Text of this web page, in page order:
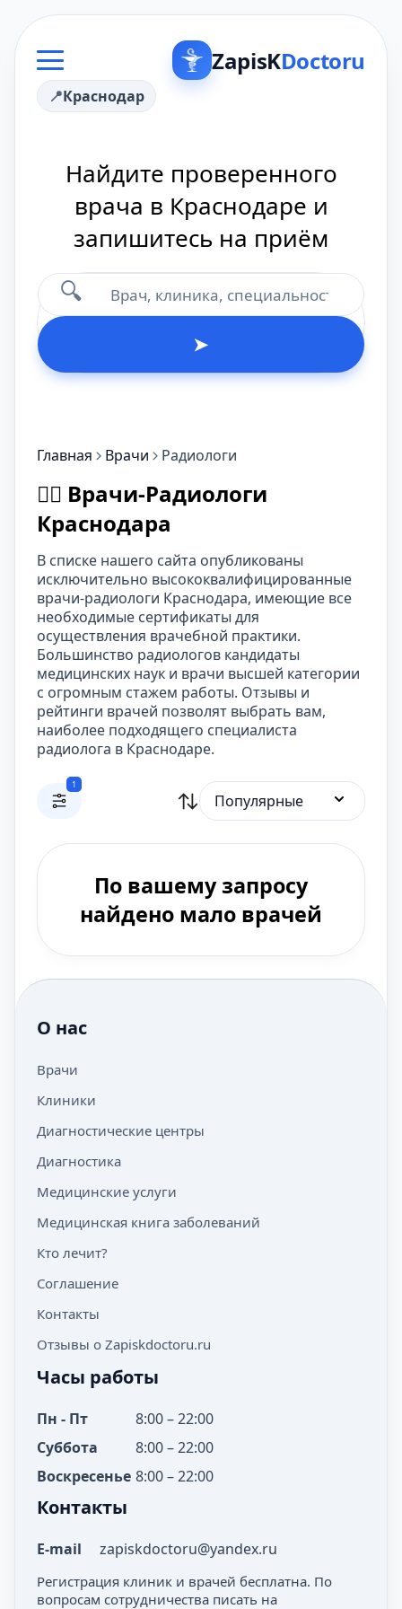
ZapisKDoctoru
Краснодар
Найдите проверенного
врача в Краснодаре и
запишитесь на приём
🔍
➤
Главная Врачи Радиологи
👨‍⚕️ Врачи-Радиологи
Краснодара
В списке нашего сайта опубликованы
исключительно высококвалифицированные
врачи-радиологи Краснодара, имеющие все
необходимые сертификаты для
осуществления врачебной практики.
Большинство радиологов кандидаты
медицинских наук и врачи высшей категории
с огромным стажем работы. Отзывы и
рейтинги врачей позволят выбрать вам,
наиболее подходящего специалиста
радиолога в Краснодаре.
1
Популярные
По вашему запросу
найдено мало врачей
О нас
Врачи
Клиники
Диагностические центры
Диагностика
Медицинские услуги
Медицинская книга заболеваний
Кто лечит?
Соглашение
Контакты
Отзывы о Zapiskdoctoru.ru
Часы работы
Пн - Пт
8:00 – 22:00
Суббота
8:00 – 22:00
Воскресенье 8:00 – 22:00
Контакты
E-mail zapiskdoctoru@yandex.ru
Регистрация клиник и врачей бесплатна. По
вопросам сотрудничества писать на